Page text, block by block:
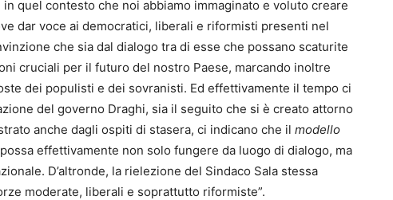
quel contesto che noi abbiamo immaginato e voluto creare
dar voce ai democratici, liberali e riformisti presenti nel
che sia dal dialogo tra di esse che possano scaturite
cruciali per il futuro del nostro Paese, marcando inoltre
dei populisti e dei sovranisti. Ed effettivamente il tempo ci
del governo Draghi, sia il seguito che si è creato attorno
anche dagli ospiti di stasera, ci indicano che il modello
effettivamente non solo fungere da luogo di dialogo, ma
D’altronde, la rielezione del Sindaco Sala stessa
moderate, liberali e soprattutto riformiste”.